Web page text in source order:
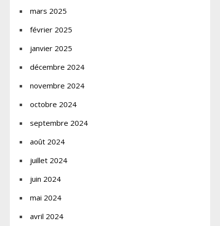
mars 2025
février 2025
janvier 2025
décembre 2024
novembre 2024
octobre 2024
septembre 2024
août 2024
juillet 2024
juin 2024
mai 2024
avril 2024